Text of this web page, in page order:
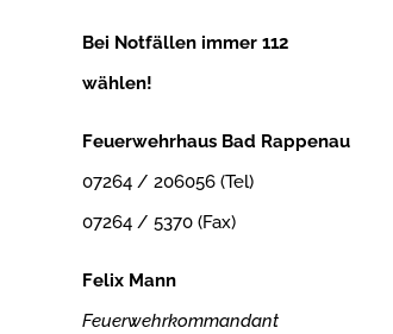
Bei Notfällen immer 112
wählen!
Feuerwehrhaus Bad Rappenau
07264 / 206056 (Tel)
07264 / 5370 (Fax)
Felix Mann
Feuerwehrkommandant